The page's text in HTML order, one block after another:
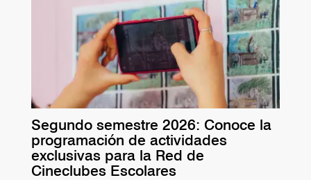
Segundo semestre 2026: Conoce la
programación de actividades
exclusivas para la Red de
Cineclubes Escolares